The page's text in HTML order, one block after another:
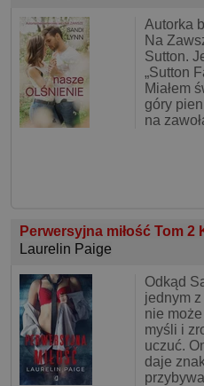
Autorka
Na
Sutton.
„Sutton
Miałem
góry
na
Perwersyjna miłość Tom
Laurelin Paige
Odkąd
jednym
nie może
myśli i
uczuć.
daje